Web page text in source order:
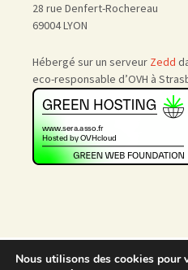
28 rue Denfert-Rochereau
69004 LYON
Hébergé sur un serveur Zedd
eco-responsable d’OVH à
Accueil | Nous
Nous utilisons des cookies pour